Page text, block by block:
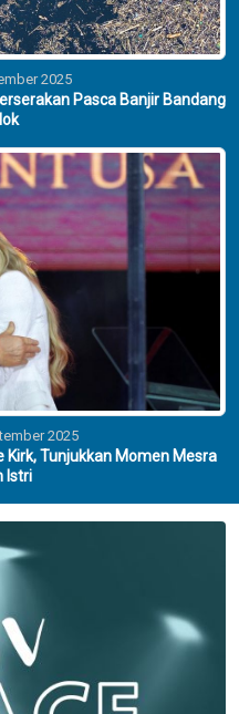
2025
Pasca Banjir Bandang
2025
Kirk, Tunjukkan Momen Mesra
Istri